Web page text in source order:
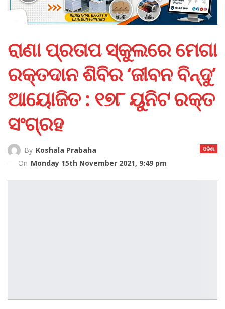
ରାଣା ପ୍ରତାପ ସ୍କୁଲରେ ‌ମେଗା
ରକ୍ତଦାନ ଶିବିର ‘ଜୀବନ ବିନ୍ଦୁ’
ଆୟୋଜିତ : ୧୭୮ ୟୁନିଟ ରକ୍ତ
ସଂଗ୍ରହ
ଓଡିଶା
By Koshala Prabaha
On Monday 15th November 2021, 9:49 pm